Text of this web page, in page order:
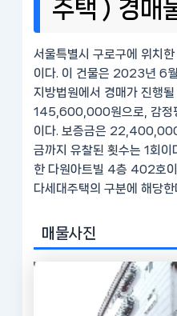
주택 ) 경매
서울특별시 구로구에 위치
이다. 이 건물은 2023년 6
지방법원에서 경매가 진행
145,600,000원으로, 감
이다. 보증금은
금까지 유찰된 횟수는 1회이
한 다원아트빌 4층 402호
다세대주택의 구분에 해당한
매물사진